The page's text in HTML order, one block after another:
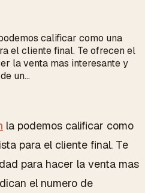
calificar como una
el cliente final. Te ofrecen el
la venta mas interesante y
un...
la podemos calificar como
para el cliente final. Te
para hacer la venta mas
el numero de